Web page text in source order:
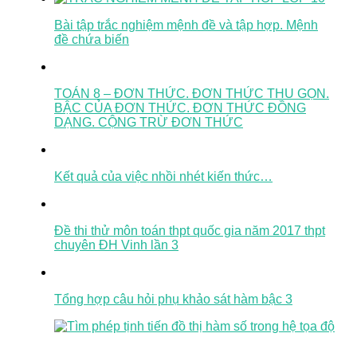
Bài tập trắc nghiệm mệnh đề và tập hợp. Mệnh
đề chứa biến
TOÁN 8 – ĐƠN THỨC. ĐƠN THỨC THU GỌN.
BẬC CỦA ĐƠN THỨC. ĐƠN THỨC ĐỒNG
DẠNG. CỘNG TRỪ ĐƠN THỨC
Kết quả của việc nhồi nhét kiến thức…
Đề thi thử môn toán thpt quốc gia năm 2017 thpt
chuyên ĐH Vinh lần 3
Tổng hợp câu hỏi phụ khảo sát hàm bậc 3